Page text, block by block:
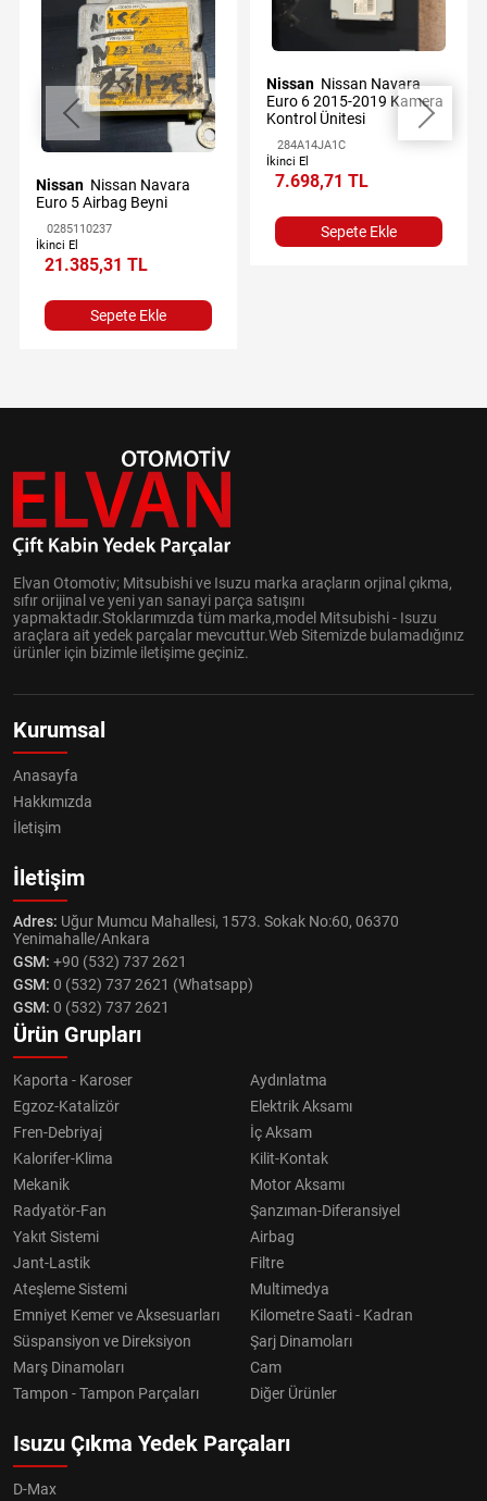
Nissan
Euro 5 Airbag Beyni
0285110237
İkinci El
21.385,31 TL
Sepete Ekle
Nissan
Euro 6 2015-2019 Kamera
Kontrol Ünitesi
284A14JA1C
İkinci El
7.698,71 TL
Sepete Ekle
Elvan Otomotiv; Mitsubishi ve Isuzu marka araçların orjinal çıkma,
sıfır orijinal ve yeni yan sanayi parça satışını
yapmaktadır.Stoklarımızda tüm marka,model Mitsubishi - Isuzu
araçlara ait yedek parçalar mevcuttur.Web Sitemizde bulamadığınız
ürünler için bizimle iletişime geçiniz.
Kurumsal
Anasayfa
Hakkımızda
İletişim
İletişim
Adres: Uğur Mumcu Mahallesi, 1573. Sokak No:60, 06370
Yenimahalle/Ankara
GSM: +90 (532) 737 2621
GSM: 0 (532) 737 2621 (Whatsapp)
GSM: 0 (532) 737 2621
Ürün Grupları
Kaporta - Karoser
Aydınlatma
Egzoz-Katalizör
Elektrik Aksamı
Fren-Debriyaj
İç Aksam
Kalorifer-Klima
Kilit-Kontak
Mekanik
Motor Aksamı
Radyatör-Fan
Şanzıman-Diferansiyel
Yakıt Sistemi
Airbag
Jant-Lastik
Filtre
Ateşleme Sistemi
Multimedya
Emniyet Kemer ve Aksesuarları
Kilometre Saati - Kadran
Süspansiyon ve Direksiyon
Şarj Dinamoları
Marş Dinamoları
Cam
Tampon - Tampon Parçaları
Diğer Ürünler
Isuzu Çıkma Yedek Parçaları
D-Max